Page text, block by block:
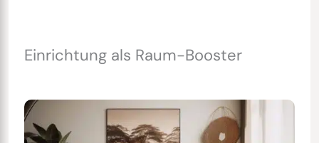
Einrichtung als Raum-Booster